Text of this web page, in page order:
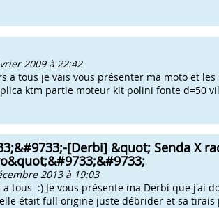
2009 à 22:42
a tous je vais vous présenter ma moto et
ktm partie moteur kit polini fonte d=50
[Derbi] &quot; Senda X
2013 à 19:03
a tous :) Je vous présente ma Derbi que j'ai
était full origine juste débrider et sa